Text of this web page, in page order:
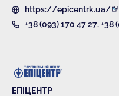
https://epicentrk.ua/
+38 (093) 170 47 27,+38
ЕПІЦЕНТР